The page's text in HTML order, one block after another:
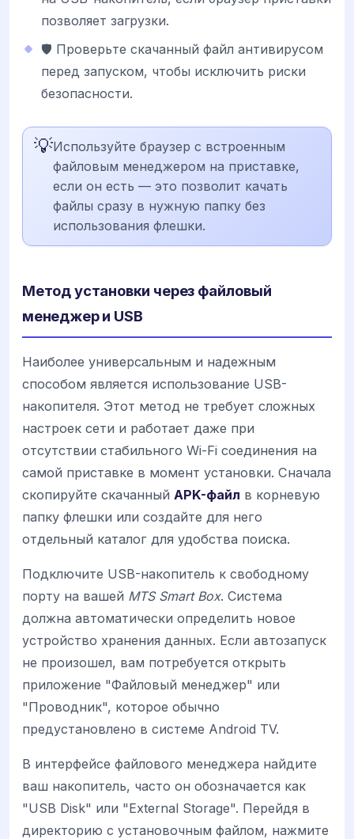
позволяет загрузки.
🛡️ Проверьте скачанный файл антивирусом
перед запуском, чтобы исключить риски
безопасности.
💡Используйте браузер с встроенным
файловым менеджером на приставке,
если он есть — это позволит качать
файлы сразу в нужную папку без
использования флешки.
Метод установки через файловый
менеджер и USB
Наиболее универсальным и надежным
способом является использование USB-
накопителя. Этот метод не требует сложных
настроек сети и работает даже при
отсутствии стабильного Wi-Fi соединения на
самой приставке в момент установки. Сначала
скопируйте скачанный APK-файл в корневую
папку флешки или создайте для него
отдельный каталог для удобства поиска.
Подключите USB-накопитель к свободному
порту на вашей MTS Smart Box. Система
должна автоматически определить новое
устройство хранения данных. Если автозапуск
не произошел, вам потребуется открыть
приложение "Файловый менеджер" или
"Проводник", которое обычно
предустановлено в системе Android TV.
В интерфейсе файлового менеджера найдите
ваш накопитель, часто он обозначается как
"USB Disk" или "External Storage". Перейдя в
директорию с установочным файлом, нажмите